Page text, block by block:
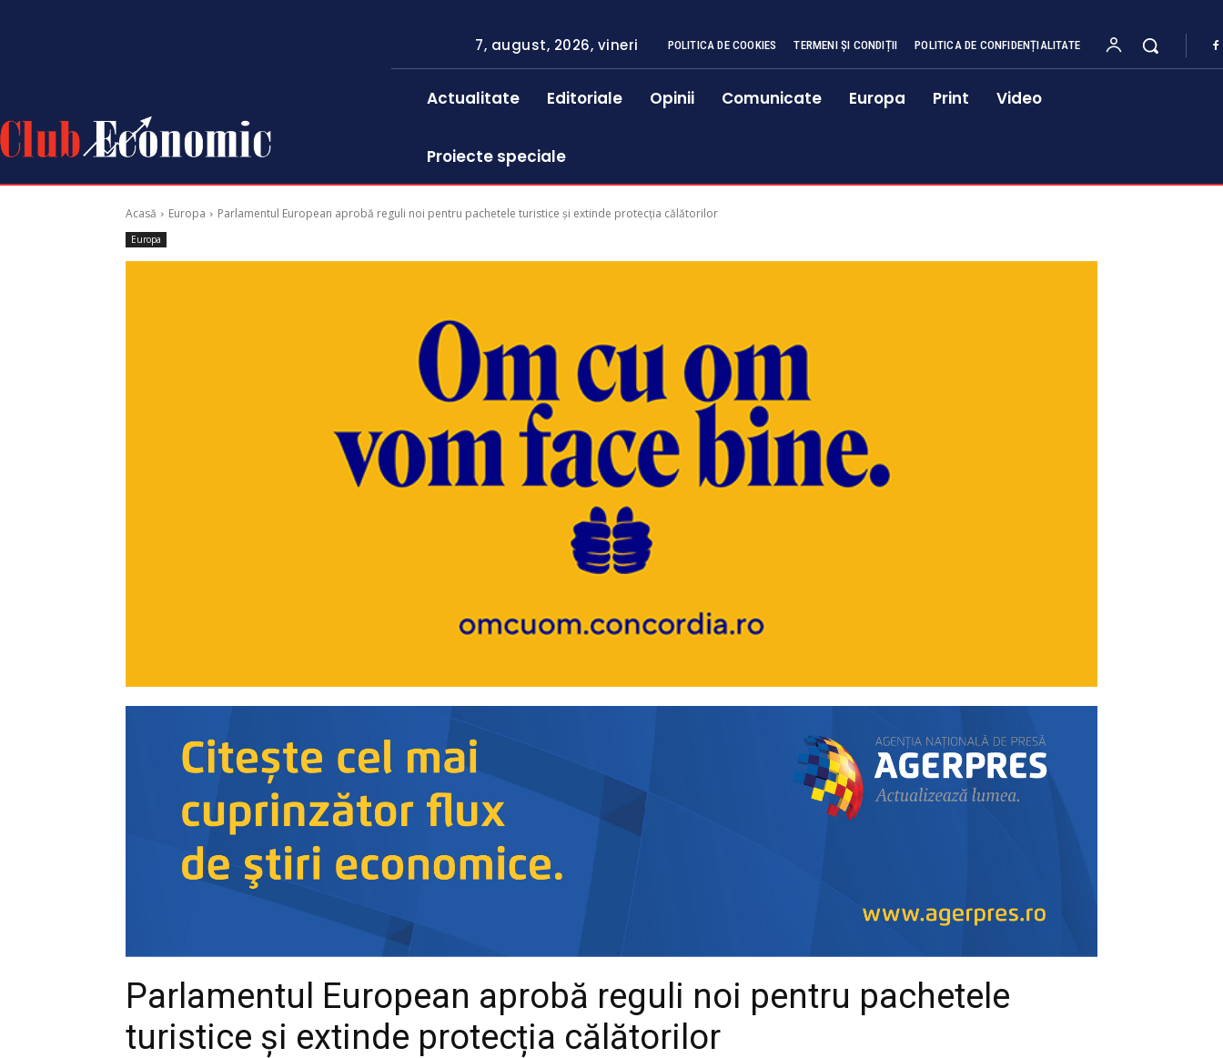
7, august, 2026, vineri POLITICA DE COOKIES TERMENI ȘI CONDIȚII POLITICA DE CONFIDENȚIALITATE
Actualitate Editoriale Opinii Comunicate Europa Print Video
Proiecte speciale
Acasă Europa Parlamentul European aprobă reguli noi pentru pachetele turistice și extinde protecția călătorilor
Europa
Parlamentul European aprobă reguli noi pentru pachetele
turistice și extinde protecția călătorilor